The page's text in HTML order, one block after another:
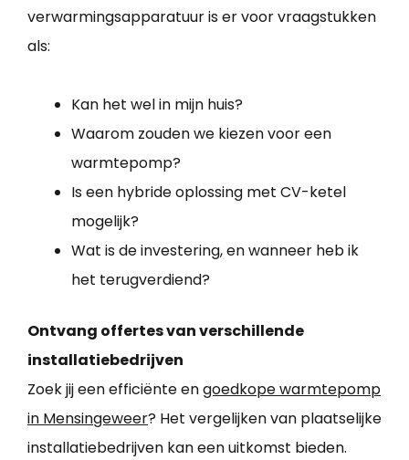
verwarmingsapparatuur is er voor vraagstukken
als:
Kan het wel in mijn huis?
Waarom zouden we kiezen voor een
warmtepomp?
Is een hybride oplossing met CV-ketel
mogelijk?
Wat is de investering, en wanneer heb ik
het terugverdiend?
Ontvang offertes van verschillende
installatiebedrijven
Zoek jij een efficiënte engoedkope warmtepomp
in Mensingeweer? Het vergelijken van plaatselijke
installatiebedrijven kan een uitkomst bieden.